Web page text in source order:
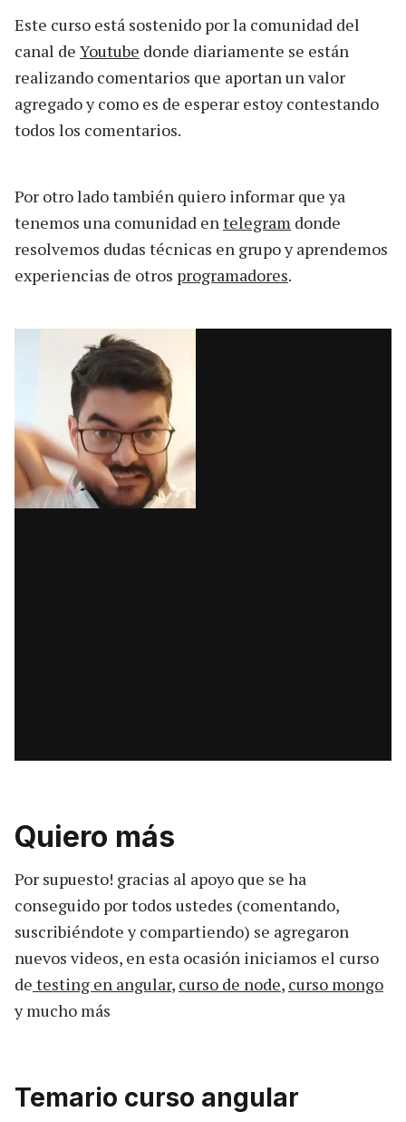
Este curso está sostenido por la comunidad del
canal de Youtube donde diariamente se están
realizando comentarios que aportan un valor
agregado y como es de esperar estoy contestando
todos los comentarios.
Por otro lado también quiero informar que ya
tenemos una comunidad en telegram donde
resolvemos dudas técnicas en grupo y aprendemos
experiencias de otros programadores.
Quiero más
Por supuesto! gracias al apoyo que se ha
conseguido por todos ustedes (comentando,
suscribiéndote y compartiendo) se agregaron
nuevos videos, en esta ocasión iniciamos el curso
de testing en angular, curso de node, curso mongo
y mucho más
Temario curso angular